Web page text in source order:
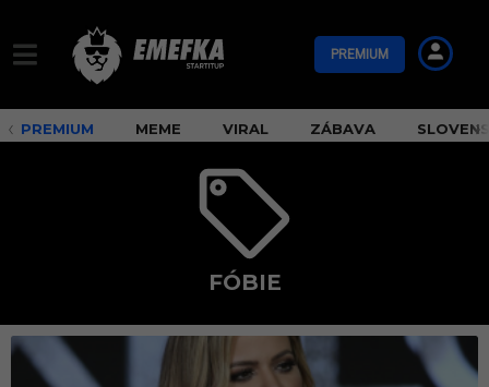
PREMIUM
PREMIUM MEME VIRAL ZÁBAVA
FÓBIE
f